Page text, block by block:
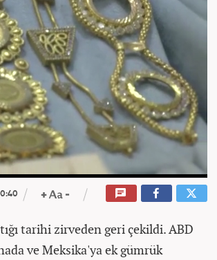
tarihi zirveden geri çekildi. ABD
ve Meksika'ya ek gümrük